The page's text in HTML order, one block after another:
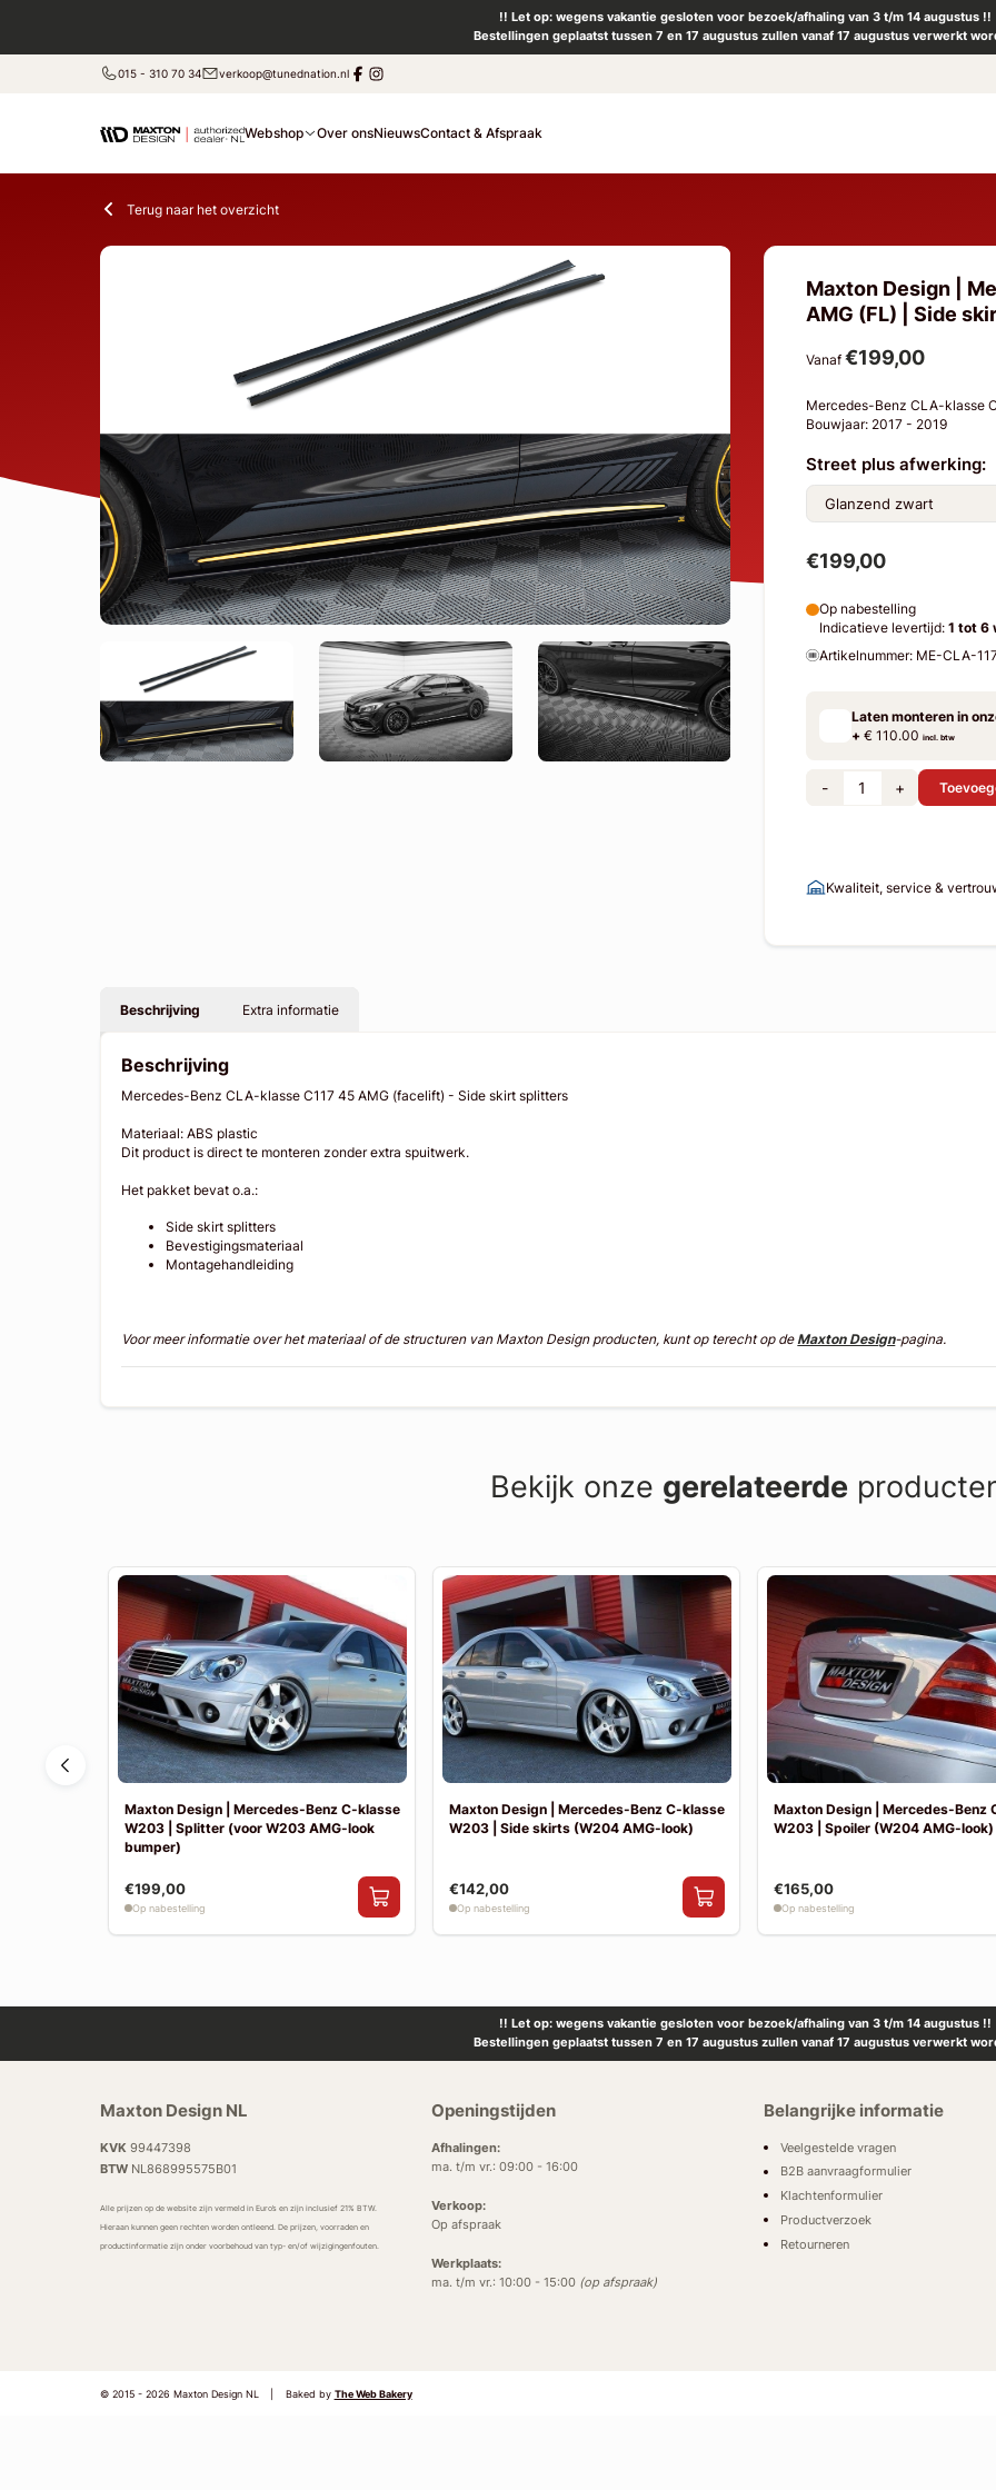
!! Let op: wegens vakantie gesloten voor bezoek/afhaling van 3 t/m 14 augustus !!
Bestellingen geplaatst tussen 7 en 17 augustus zullen vanaf 17 augustus verwerkt
015 - 310 70 34 verkoop@tunednation.nl
Webshop Over onsNieuwsContact & Afspraak
Terug naar het overzicht
Maxton Design |
AMG (FL) | Side
Vanaf €199,00
Mercedes-Benz CLA-klasse
Bouwjaar: 2017 - 2019
Street plus afwerking:
€199,00
Op nabestelling
Indicatieve levertijd: 1 tot 6
Artikelnummer: ME-CLA-
Laten monteren in
+€ 110.00 incl. btw
- +
Kwaliteit, service &
Beschrijving Extra informatie
Beschrijving
Mercedes-Benz CLA-klasse C117 45 AMG (facelift) - Side skirt splitters
Materiaal: ABS plastic
Dit product is direct te monteren zonder extra spuitwerk.
Het pakket bevat o.a.:
Side skirt splitters
Bevestigingsmateriaal
Montagehandleiding
Voor meer informatie over het materiaal of de structuren van Maxton Design producten, kunt op terecht op deMaxton Design-pagina.
Bekijk onze gerelateerde
Maxton Design | Mercedes-Benz C-klasse
W203 | Splitter (voor W203 AMG-look
bumper)
€199,00
Op nabestelling
Maxton Design | Mercedes-Benz C-klasse
W203 | Side skirts (W204 AMG-look)
€142,00
Op nabestelling
Maxton Design | Mercedes-Benz
W203 | Spoiler (W204 AMG-look)
€165,00
Op nabestelling
!! Let op: wegens vakantie gesloten voor bezoek/afhaling van 3 t/m 14 augustus !!
Bestellingen geplaatst tussen 7 en 17 augustus zullen vanaf 17 augustus verwerkt
Maxton Design NL
KVK 99447398
BTWNL868995575B01
Alle prijzen op de website zijn vermeld in Euro’s en zijn inclusief 21% BTW.
Hieraan kunnen geen rechten worden ontleend. De prijzen, voorraden en
productinformatie zijn onder voorbehoud van typ- en/of wijzigingenfouten.
Openingstijden
Afhalingen:
ma. t/m vr.: 09:00 - 16:00
Verkoop:
Op afspraak
Werkplaats:
ma. t/m vr.: 10:00 - 15:00 (op afspraak)
Belangrijke informatie
Veelgestelde vragen
B2B aanvraagformulier
Klachtenformulier
Productverzoek
Retourneren
© 2015 - 2026 Maxton Design NL Baked by The Web Bakery